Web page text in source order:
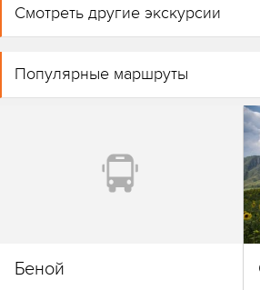
Смотреть другие экскурсии
Популярные маршруты
Беной